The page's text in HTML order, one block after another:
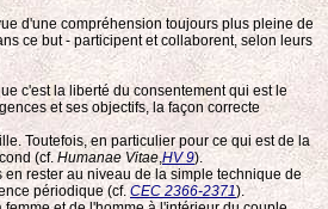
d'une compréhension toujours plus pleine de
ce but - participent et collaborent, selon leurs
c'est la liberté du consentement qui est le
et ses objectifs, la façon correcte
Toutefois, en particulier pour ce qui est de la
(cf. Humanae Vitae,HV 9).
rester au niveau de la simple technique de
périodique (cf. CEC 2366-2371).